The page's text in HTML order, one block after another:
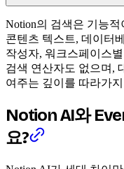
Notion의 검색은 기능
콘텐츠 텍스트, 데이터
작성자, 워크스페이스
검색 연산자도 없으며,
여주는 깊이를 따라가
Notion AI와
요?